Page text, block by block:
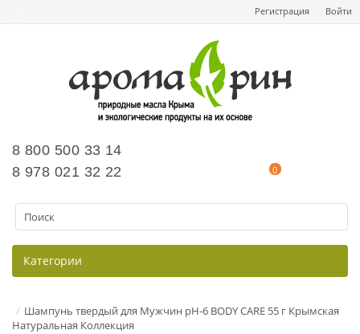
Регистрация Войти
8 800 500 33 14
8 978 021 32 22
0
Категории
Шампунь твердый для Мужчин pH-6 BODY CARE 55 г Крымская
Натуральная Коллекция